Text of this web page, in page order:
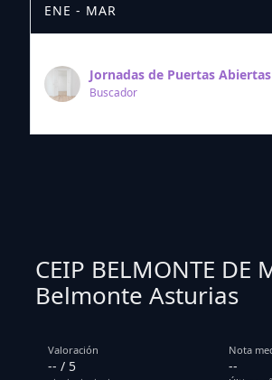
ENE - MAR
Jornadas de Puertas Abiertas
Buscador
CEIP BELMONTE DE
Belmonte Asturias
Valoración
-- / 5
Nota
--